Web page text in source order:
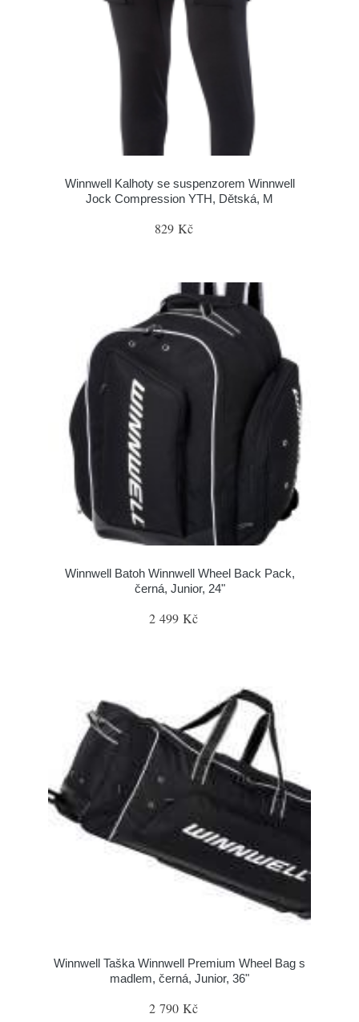
Winnwell Kalhoty se suspenzorem Winnwell
Jock Compression YTH, Dětská, M
829 Kč
Winnwell Batoh Winnwell Wheel Back Pack,
černá, Junior, 24"
2 499 Kč
Winnwell Taška Winnwell Premium Wheel Bag s
madlem, černá, Junior, 36"
2 790 Kč